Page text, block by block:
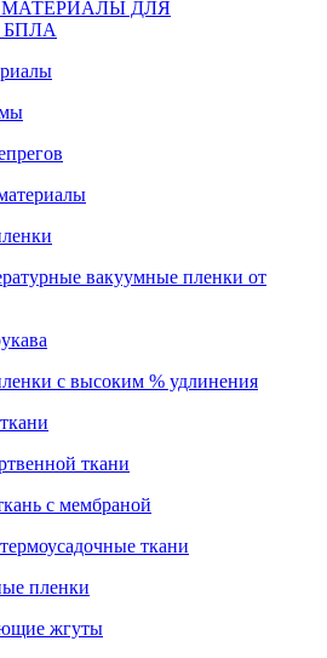
ДЛЯ
вакуумные пленки от
с высоким % удлинения
ткани
с мембраной
ткани
пленки
жгуты